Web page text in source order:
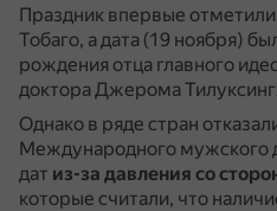
Праздник впервые
Тобаго, а дата (19 ноября)
рождения отца главного
доктора Джерома
Однако в ряде стран
Международного мужского
дат из-за давления со
которые считали, что